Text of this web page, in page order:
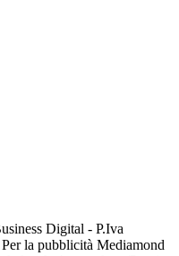
Digital - P.Iva
la pubblicità Mediamond